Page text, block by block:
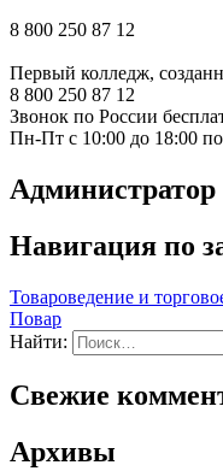
8 800 250 87 12
Первый колледж,
8 800 250 87 12
Звонок по России
Пн-Пт с 10:00 до 18:00
Навигация по
Товароведение и
Повар
Найти:
Свежие
Архивы